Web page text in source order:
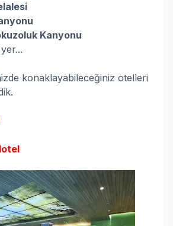
Kanyonu
konaklayabileceğiniz otelleri